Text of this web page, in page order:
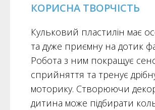
КОРИСНА ТВОРЧІСТЬ
Кульковий пластилін має
та дуже приємну на дотик
Робота з ним покращує
сприйняття та тренує
моторику. Створюючи
дитина може підбирати